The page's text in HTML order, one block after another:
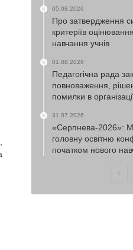
05.08.2026
Про затвердження
критеріїв
навчання учнів
01.08.2026
Педагогічна рада
повноваження,
помилки в
31.07.2026
«Серпнева-2026»:
головну освітню
початком нового